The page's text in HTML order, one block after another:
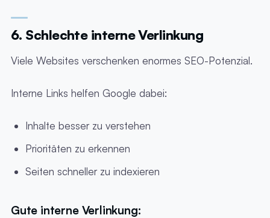
6. Schlechte interne Verlinkung
Viele Websites verschenken enormes SEO-Potenzial.
Interne Links helfen Google dabei:
Inhalte besser zu verstehen
Prioritäten zu erkennen
Seiten schneller zu indexieren
Gute interne Verlinkung: